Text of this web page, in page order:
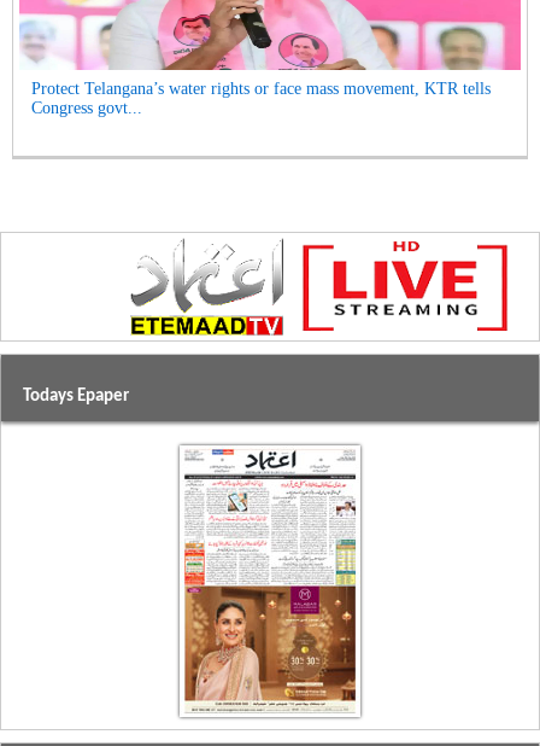
Protect Telangana’s water rights or face mass movement, KTR tells
Congress govt...
Todays Epaper